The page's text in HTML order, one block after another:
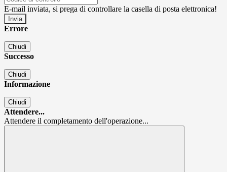
E-mail inviata, si prega di controllare la casella di posta elettronica!
Errore
Chiudi
Successo
Chiudi
Informazione
Chiudi
Attendere...
Attendere il completamento dell'operazione...